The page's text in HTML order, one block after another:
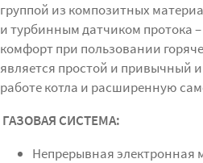
группой из композитных
и турбинным датчиком протока
комфорт при пользовании
является простой и
работе котла и расширенную
ГАЗОВАЯ СИСТЕМА:
Непрерывная электронная